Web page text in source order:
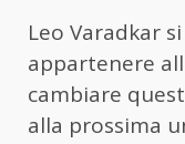
Leo Varadkar
appartenere
cambiare
alla prossima